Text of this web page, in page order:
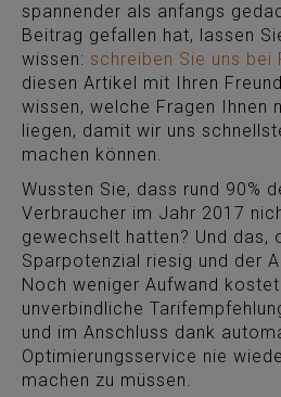
spannender als anfangs
Beitrag gefallen hat, lassen
wissen: schreiben Sie uns bei
diesen Artikel mit Ihren
wissen, welche Fragen Ihnen
liegen, damit wir uns
machen können.
Wussten Sie, dass rund 90%
Verbraucher im Jahr 2017
gewechselt hatten? Und das,
Sparpotenzial riesig und der
Noch weniger Aufwand
unverbindliche
und im Anschluss dank
Optimierungsservice nie
machen zu müssen.